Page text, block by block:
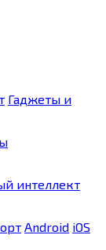
Гаджеты и
интеллект
Android iOS